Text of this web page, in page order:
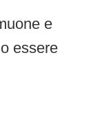
e
essere